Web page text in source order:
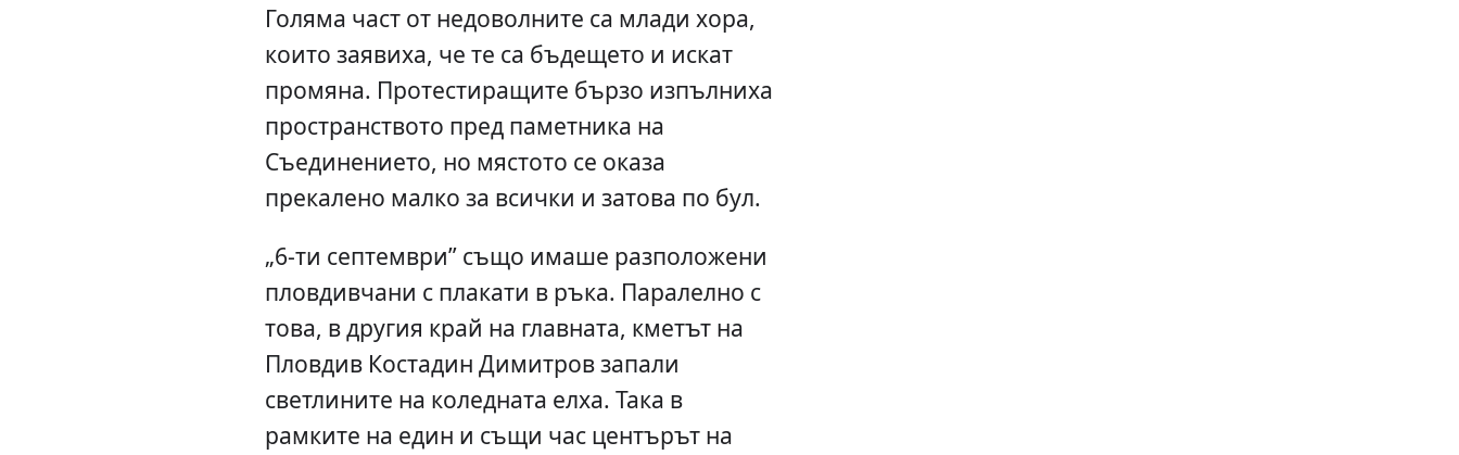
Голяма част от недоволните са млади хора,
които заявиха, че те са бъдещето и искат
промяна. Протестиращите бързо изпълниха
пространството пред паметника на
Съединението, но мястото се оказа
прекалено малко за всички и затова по бул.
„6-ти септември” също имаше разположени
пловдивчани с плакати в ръка. Паралелно с
това, в другия край на главната, кметът на
Пловдив Костадин Димитров запали
светлините на коледната елха. Така в
рамките на един и същи час центърът на